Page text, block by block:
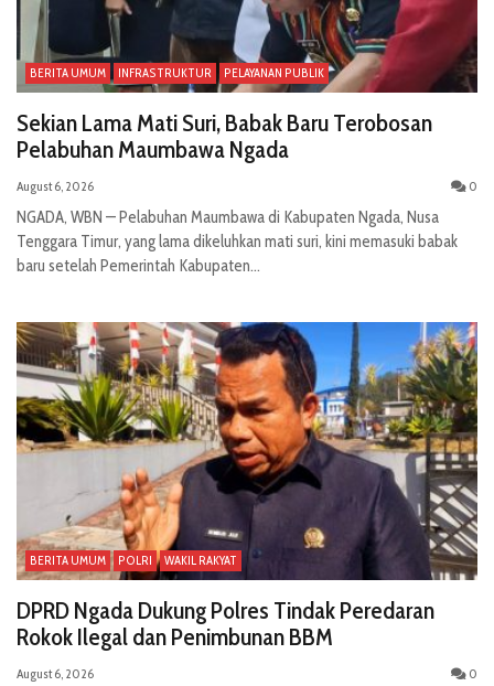
BERITA UMUM INFRASTRUKTUR PELAYANAN PUBLIK
Sekian Lama Mati Suri, Babak Baru Terobosan
Pelabuhan Maumbawa Ngada
August 6, 2026 0
NGADA, WBN — Pelabuhan Maumbawa di Kabupaten Ngada, Nusa
Tenggara Timur, yang lama dikeluhkan mati suri, kini memasuki babak
baru setelah Pemerintah Kabupaten...
BERITA UMUM POLRI WAKIL RAKYAT
DPRD Ngada Dukung Polres Tindak Peredaran
Rokok Ilegal dan Penimbunan BBM
August 6, 2026 0